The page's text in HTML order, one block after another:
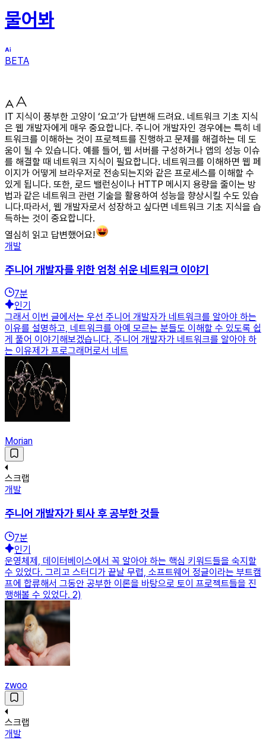
물어봐
BETA
IT 지식이 풍부한 고양이 ‘요고’가 답변해 드려요. 네트워크 기초 지식
은 웹 개발자에게 매우 중요합니다. 주니어 개발자인 경우에는 특히 네
트워크를 이해하는 것이 프로젝트를 진행하고 문제를 해결하는 데 도
움이 될 수 있습니다. 예를 들어, 웹 서버를 구성하거나 앱의 성능 이슈
를 해결할 때 네트워크 지식이 필요합니다. 네트워크를 이해하면 웹 페
이지가 어떻게 브라우저로 전송되는지와 같은 프로세스를 이해할 수
있게 됩니다. 또한, 로드 밸런싱이나 HTTP 메시지 용량을 줄이는 방
법과 같은 네트워크 관련 기술을 활용하여 성능을 향상시킬 수도 있습
니다.따라서, 웹 개발자로서 성장하고 싶다면 네트워크 기초 지식을 습
득하는 것이 중요합니다.
열심히 읽고 답변했어요!
개발
주니어 개발자를 위한 엄청 쉬운 네트워크 이야기
7분
인기
그래서 이번 글에서는 우선 주니어 개발자가 네트워크를 알아야 하는
이유를 설명하고, 네트워크를 아예 모르는 분들도 이해할 수 있도록 쉽
게 풀어 이야기해보겠습니다. 주니어 개발자가 네트워크를 알아야 하
는 이유제가 프로그래머로서 네트
Morian
스크랩
개발
주니어 개발자가 퇴사 후 공부한 것들
7분
인기
운영체제, 데이터베이스에서 꼭 알아야 하는 핵심 키워드들을 숙지할
수 있었다. 그리고 스터디가 끝날 무렵, 소프트웨어 정글이라는 부트캠
프에 합류해서 그동안 공부한 이론을 바탕으로 토이 프로젝트들을 진
행해볼 수 있었다. 2)
zwoo
스크랩
개발